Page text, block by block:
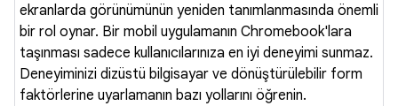
ekranlarda görünümünün yeniden tanımlanmasında önemli
bir rol oynar. Bir mobil uygulamanın Chromebook'lara
taşınması sadece kullanıcılarınıza en iyi deneyimi sunmaz.
Deneyiminizi dizüstü bilgisayar ve dönüştürülebilir form
faktörlerine uyarlamanın bazı yollarını öğrenin.